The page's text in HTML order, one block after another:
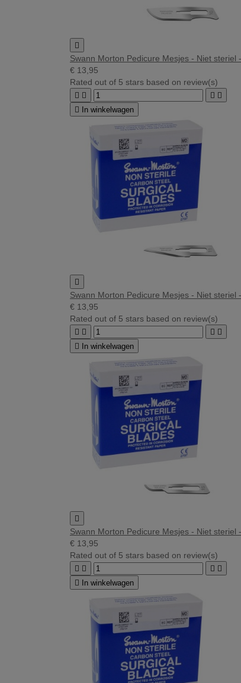

Swann Morton Pedicure Mesjes - Niet steriel
€ 13,95
Rated out of 5 stars based on review(s)
   
 In winkelwagen

Swann Morton Pedicure Mesjes - Niet steriel
€ 13,95
Rated out of 5 stars based on review(s)
   
 In winkelwagen

Swann Morton Pedicure Mesjes - Niet steriel
€ 13,95
Rated out of 5 stars based on review(s)
   
 In winkelwagen